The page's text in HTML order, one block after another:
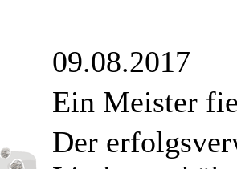
09.08.2017
Ein Meister
Der